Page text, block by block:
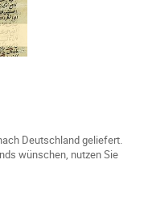
Deutschland geliefert.
wünschen, nutzen Sie